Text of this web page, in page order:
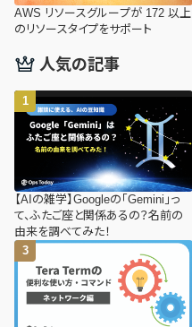
AWS リソースグループが 172 以上
のリソースタイプをサポート
人気の記事
【AIの雑学】Googleの「Gemini」っ
て、ふたご座と関係あるの？名前の
由来を調べてみた！